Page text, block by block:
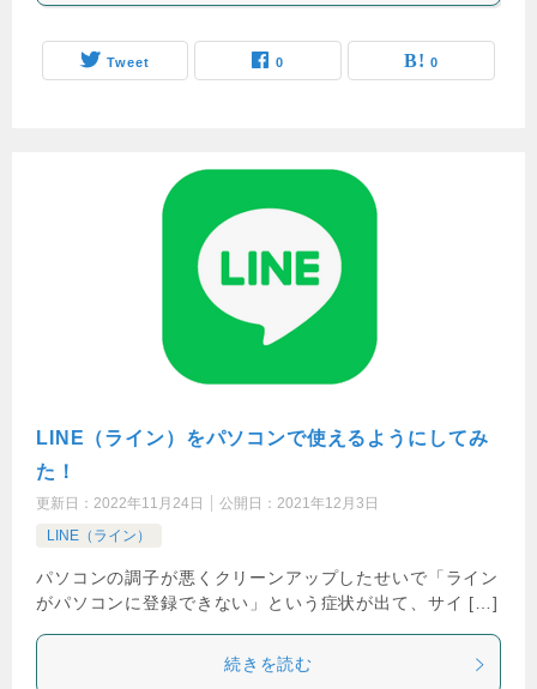
Tweet 0 0
LINE（ライン）をパソコンで使えるようにしてみ
た！
更新日： 2022年11月24日 公開日： 2021年12月3日
LINE（ライン）
パソコンの調子が悪くクリーンアップしたせいで「ライン
がパソコンに登録できない」という症状が出て、サイ […]
続きを読む